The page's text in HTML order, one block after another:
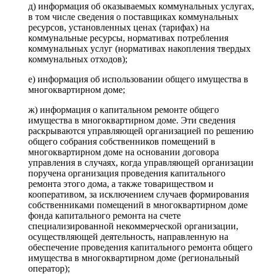
д) информация об оказываемых коммунальных услугах,
в том числе сведения о поставщиках коммунальных
ресурсов, установленных ценах (тарифах) на
коммунальные ресурсы, нормативах потребления
коммунальных услуг (нормативах накопления твердых
коммунальных отходов);
е) информация об использовании общего имущества в
многоквартирном доме;
ж) информация о капитальном ремонте общего
имущества в многоквартирном доме. Эти сведения
раскрываются управляющей организацией по решению
общего собрания собственников помещений в
многоквартирном доме на основании договора
управления в случаях, когда управляющей организации
поручена организация проведения капитального
ремонта этого дома, а также товариществом и
кооперативом, за исключением случаев формирования
собственниками помещений в многоквартирном доме
фонда капитального ремонта на счете
специализированной некоммерческой организации,
осуществляющей деятельность, направленную на
обеспечение проведения капитального ремонта общего
имущества в многоквартирном доме (региональный
оператор);